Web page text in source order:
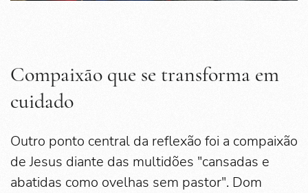
Compaixão que se transforma em
cuidado
Outro ponto central da reflexão foi a compaixão
de Jesus diante das multidões "cansadas e
abatidas como ovelhas sem pastor". Dom